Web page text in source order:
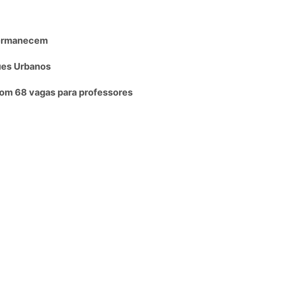
Urbanos
68 vagas para professores